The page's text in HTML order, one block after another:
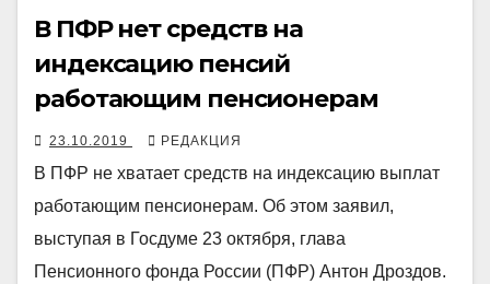
В ПФР нет средств на
индексацию пенсий
работающим пенсионерам
23.10.2019 РЕДАКЦИЯ
В ПФР не хватает средств на индексацию выплат
работающим пенсионерам. Об этом заявил,
выступая в Госдуме 23 октября, глава
Пенсионного фонда России (ПФР) Антон Дроздов.